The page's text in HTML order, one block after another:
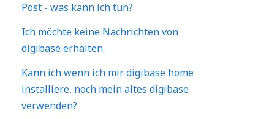
Post - was kann ich tun?
Ich möchte keine Nachrichten von
digibase erhalten.
Kann ich wenn ich mir digibase home
installiere, noch mein altes digibase
verwenden?